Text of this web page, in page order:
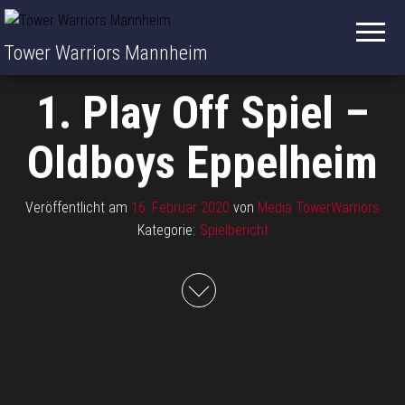
Tower Warriors Mannheim
1. Play Off Spiel –
Oldboys Eppelheim
Veröffentlicht am 16. Februar 2020 von Media TowerWarriors
Kategorie: Spielbericht